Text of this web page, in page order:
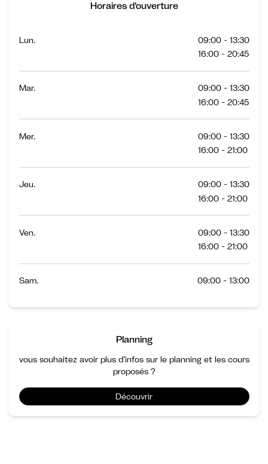
Planning
vous souhaitez avoir plus d’infos sur le planning et les cours
proposés ?
Découvrir
Horaires d'ouverture
Lun.
09:00 - 13:30
16:00 - 20:45
Mar.
09:00 - 13:30
16:00 - 20:45
Mer.
09:00 - 13:30
16:00 - 21:00
Jeu.
09:00 - 13:30
16:00 - 21:00
Ven.
09:00 - 13:30
16:00 - 21:00
Sam. 09:00 - 13:00